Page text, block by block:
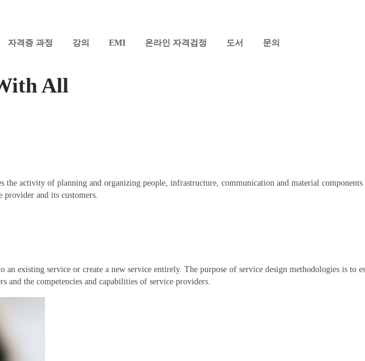
자격증 과정 강의 EMI 온라인 자격검정 도서 문의
All
the activity of planning and organizing people, infrastructure, communication and material
provider and its customers.
existing service or create a new service entirely. The purpose of service design methodologies is to
and the competencies and capabilities of service providers.